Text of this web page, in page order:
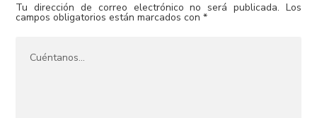
Tu dirección de correo electrónico no será publicada. Los
campos obligatorios están marcados con*